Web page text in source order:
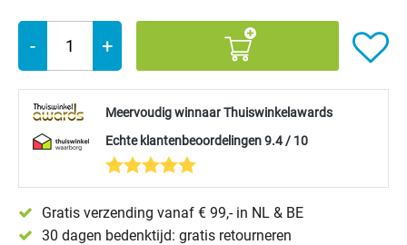
- +
Meervoudig winnaar Thuiswinkelawards
Echte klantenbeoordelingen 9.4 / 10
Gratis verzending vanaf € 99,- in NL & BE
30 dagen bedenktijd: gratis retourneren